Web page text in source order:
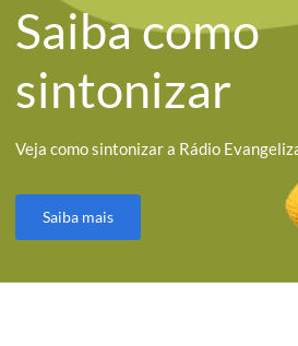
Saiba como
sintonizar
Veja como sintonizar a Rádio
Saiba mais